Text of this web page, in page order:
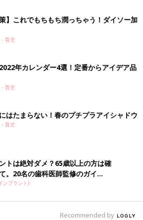
bi.shufu」
たのはアイカラーパレット。100円なの
が良く、普段使いできる色が揃ってい
のことですよ。
ライナー
策】これでもちもち潤っちゃう！ダイソー加
育児
年カレンダー4選！定番からアイデア品
育児
はたまらない！春のプチプラアイシャドウ
育児
トは絶対ダメ？65歳以上の方は確
。20名の歯科医師監修のガイ...
ンプラント)
Recommended by